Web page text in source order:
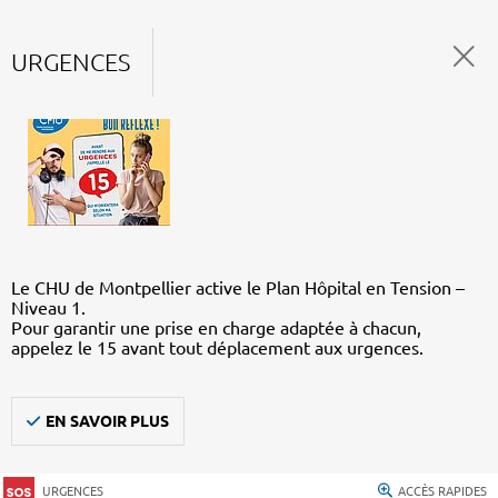
URGENCES
Le CHU de Montpellier active le Plan Hôpital en Tension –
Niveau 1.
Pour garantir une prise en charge adaptée à chacun,
appelez le 15 avant tout déplacement aux urgences.
EN SAVOIR PLUS
URGENCES ACCÈS RAPIDES